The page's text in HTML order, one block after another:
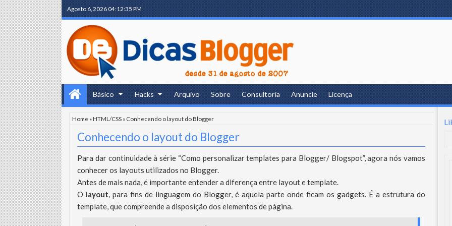
Agosto 6, 202604:12:36 PM
Básico Hacks Arquivo Sobre Consultoria Anuncie Licença
Home »HTML/CSS » Conhecendo o layout do Blogger
Conhecendo o layout do Blogger
Para dar continuidade à série “Como personalizar templates para Blogger/ Blogspot”, agora nós vamos
conhecer os layouts utilizados no Blogger.
Antes de mais nada, é importante entender a diferença entre layout e template.
O layout, para fins de linguagem do Blogger, é aquela parte onde ficam os gadgets. É a estrutura do
template, que compreende a disposição dos elementos de página.